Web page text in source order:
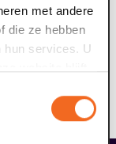
met andere
die ze hebben
hun services. U